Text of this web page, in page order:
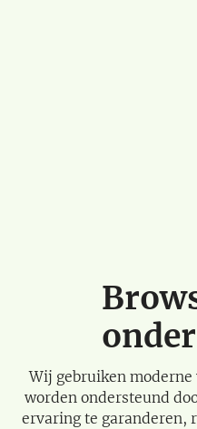
Wij gebruiken
worden ondersteund
ervaring te garanderen,